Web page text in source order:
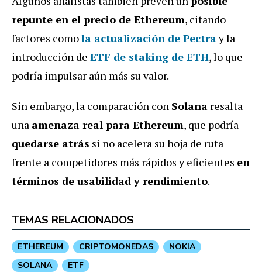
repunte en el precio de Ethereum, citando
factores comola actualización de Pectray la
introducción de ETF de staking de ETH, lo que
podría impulsar aún más su valor.
Sin embargo, la comparación con Solana resalta
una amenaza real para Ethereum, que podría
quedarse atrás si no acelera su hoja de ruta
frente a competidores más rápidos y eficientes en
términos de usabilidad y rendimiento.
TEMAS RELACIONADOS
ETHEREUM CRIPTOMONEDAS
NOKIA
SOLANA
ETF